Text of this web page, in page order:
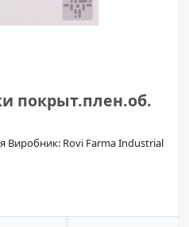
покрыт.плен.об.
Виробник: Rovi Farma Industrial